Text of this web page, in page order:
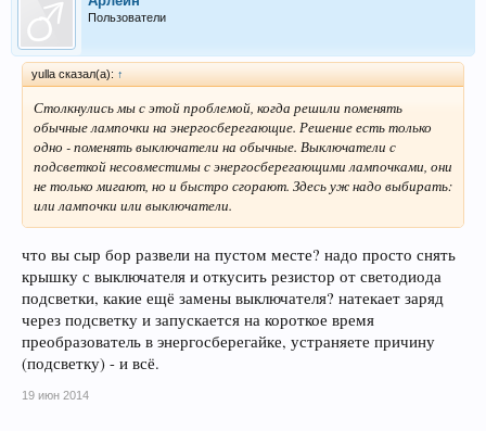
Пользователи
yulla сказал(а): ↑
Столкнулись мы с этой проблемой, когда решили поменять
обычные лампочки на энергосберегающие. Решение есть только
одно - поменять выключатели на обычные. Выключатели с
подсветкой несовместимы с энергосберегающими лампочками, они
не только мигают, но и быстро сгорают. Здесь уж надо выбирать:
или лампочки или выключатели.
что вы сыр бор развели на пустом месте? надо просто снять
крышку с выключателя и откусить резистор от светодиода
подсветки, какие ещё замены выключателя? натекает заряд
через подсветку и запускается на короткое время
преобразователь в энергосберегайке, устраняете причину
(подсветку) - и всё.
19 июн 2014